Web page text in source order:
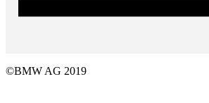
収集した皆様の個人情報は、
©BMW AG 2019